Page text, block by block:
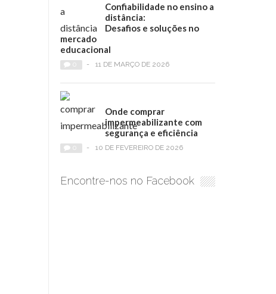
Confiabilidade no ensino a
distância:
Desafios e soluções no
mercado
educacional
- 11 DE MARÇO DE 2026
Onde comprar
impermeabilizante com
segurança e eficiência
- 10 DE FEVEREIRO DE 2026
Encontre-nos no Facebook